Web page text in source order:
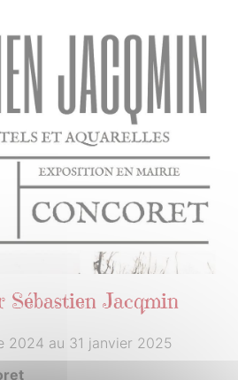
Sébastien Jacqmin
2024 au 31 janvier 2025